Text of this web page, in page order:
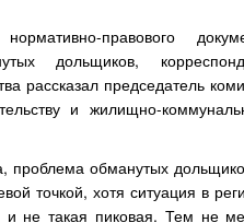
правового
дольщиков,
рассказал председатель
и жилищно-
проблема обманутых
точкой, хотя ситуация в
не такая пиковая. Тем не